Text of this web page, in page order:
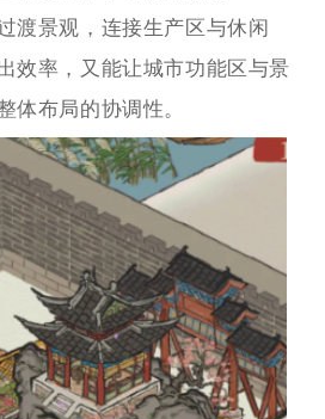
渡景观，连接生产区与休闲
效率，又能让城市功能区与景
体布局的协调性。